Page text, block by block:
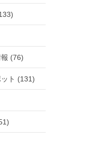
(76)
ト (131)